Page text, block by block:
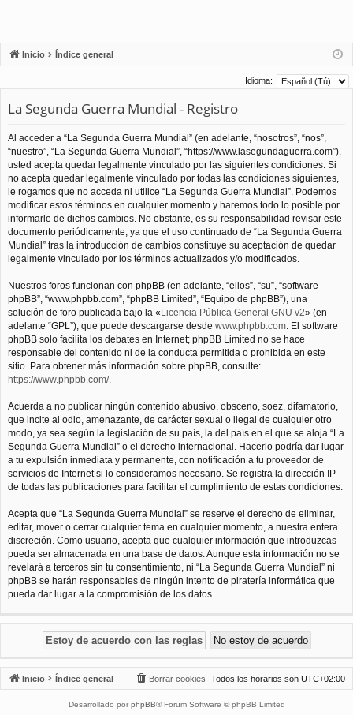
Inicio Índice general
Idioma:
La Segunda Guerra Mundial - Registro
Al acceder a “La Segunda Guerra Mundial” (en adelante, “nosotros”, “nos”,
“nuestro”, “La Segunda Guerra Mundial”, “https://www.lasegundaguerra.com”),
usted acepta quedar legalmente vinculado por las siguientes condiciones. Si
no acepta quedar legalmente vinculado por todas las condiciones siguientes,
le rogamos que no acceda ni utilice “La Segunda Guerra Mundial”. Podemos
modificar estos términos en cualquier momento y haremos todo lo posible por
informarle de dichos cambios. No obstante, es su responsabilidad revisar este
documento periódicamente, ya que el uso continuado de “La Segunda Guerra
Mundial” tras la introducción de cambios constituye su aceptación de quedar
legalmente vinculado por los términos actualizados y/o modificados.
Nuestros foros funcionan con phpBB (en adelante, “ellos”, “su”, “software
phpBB”, “www.phpbb.com”, “phpBB Limited”, “Equipo de phpBB”), una
solución de foro publicada bajo la «Licencia Pública General GNU v2» (en
adelante “GPL”), que puede descargarse desde www.phpbb.com. El software
phpBB solo facilita los debates en Internet; phpBB Limited no se hace
responsable del contenido ni de la conducta permitida o prohibida en este
sitio. Para obtener más información sobre phpBB, consulte:
https://www.phpbb.com/.
Acuerda a no publicar ningún contenido abusivo, obsceno, soez, difamatorio,
que incite al odio, amenazante, de carácter sexual o ilegal de cualquier otro
modo, ya sea según la legislación de su país, la del país en el que se aloja “La
Segunda Guerra Mundial” o el derecho internacional. Hacerlo podría dar lugar
a tu expulsión inmediata y permanente, con notificación a tu proveedor de
servicios de Internet si lo consideramos necesario. Se registra la dirección IP
de todas las publicaciones para facilitar el cumplimiento de estas condiciones.
Acepta que “La Segunda Guerra Mundial” se reserve el derecho de eliminar,
editar, mover o cerrar cualquier tema en cualquier momento, a nuestra entera
discreción. Como usuario, acepta que cualquier información que introduzcas
pueda ser almacenada en una base de datos. Aunque esta información no se
revelará a terceros sin tu consentimiento, ni “La Segunda Guerra Mundial” ni
phpBB se harán responsables de ningún intento de piratería informática que
pueda dar lugar a la compromisión de los datos.
Inicio Índice general Todos los horarios son UTC+02:00
Borrar cookies
Desarrollado por phpBB® Forum Software © phpBB Limited